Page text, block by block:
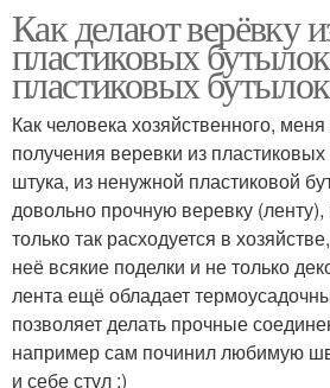
Как делают верёвку
пластиковых
пластиковых бутылок
Как человека хозяйственного,
получения веревки из
штука, из ненужной пластиковой
довольно прочную веревку
только так расходуется в
неё всякие поделки и не только
лента ещё обладает
позволяет делать прочные
например сам починил любимую
и себе стул :)